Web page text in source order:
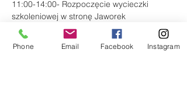
11:00-14:00- Rozpoczęcie wycieczki
szkoleniowej w stronę Jaworek
Więcej
Phone Email Facebook Instagram